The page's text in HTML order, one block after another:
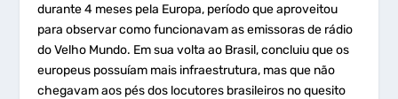
durante 4 meses pela Europa, período que aproveitou
para observar como funcionavam as emissoras de rádio
do Velho Mundo. Em sua volta ao Brasil, concluiu que os
europeus possuíam mais infraestrutura, mas que não
chegavam aos pés dos locutores brasileiros no quesito